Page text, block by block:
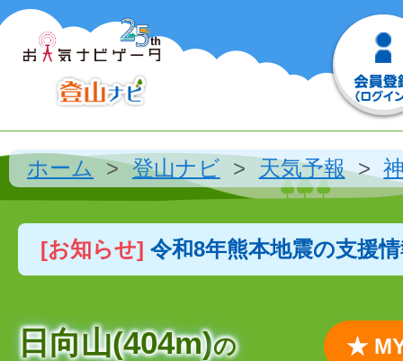
ホーム 登山ナビ 天気予報
[お知らせ] 令和8年熊本地震の支援
日向山(404m)の
★